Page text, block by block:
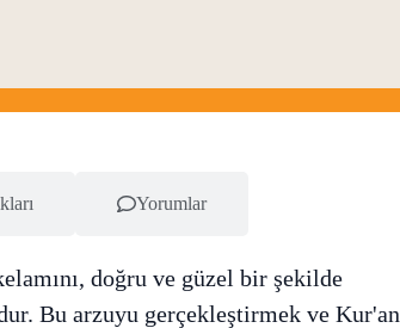
Yorumlar
doğru ve güzel bir şekilde
Bu arzuyu gerçekleştirmek ve Kur'an